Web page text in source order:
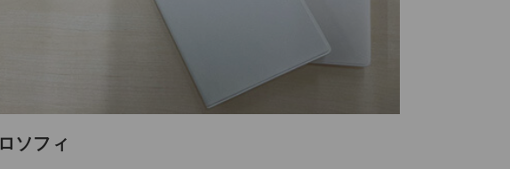
ソフィ